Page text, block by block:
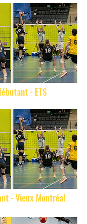
- ETS
- Vieux Montréal